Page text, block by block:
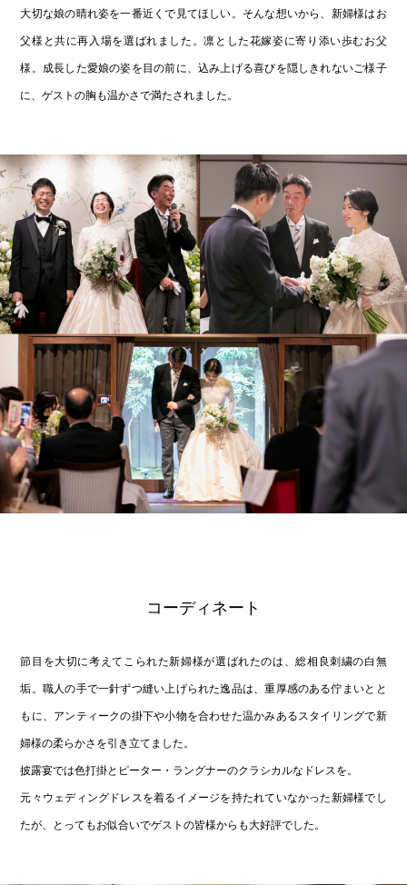
大切な娘の晴れ姿を一番近くで見てほしい。そんな想いから、新婦様はお
父様と共に再入場を選ばれました。凛とした花嫁姿に寄り添い歩むお父
様。成長した愛娘の姿を目の前に、込み上げる喜びを隠しきれないご様子
に、ゲストの胸も温かさで満たされました。
コーディネート
節目を大切に考えてこられた新婦様が選ばれたのは、総相良刺繍の白無
垢。職人の手で一針ずつ縫い上げられた逸品は、重厚感のある佇まいとと
もに、アンティークの掛下や小物を合わせた温かみあるスタイリングで新
婦様の柔らかさを引き立てました。
披露宴では色打掛とピーター・ラングナーのクラシカルなドレスを。
元々ウェディングドレスを着るイメージを持たれていなかった新婦様でし
たが、とってもお似合いでゲストの皆様からも大好評でした。